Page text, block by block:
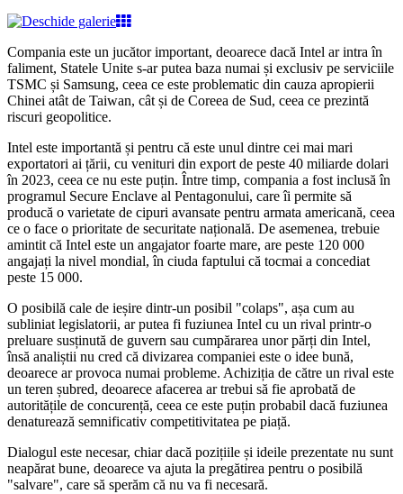
Compania este un jucător important, deoarece dacă Intel ar intra în
faliment, Statele Unite s-ar putea baza numai și exclusiv pe serviciile
TSMC și Samsung, ceea ce este problematic din cauza apropierii
Chinei atât de Taiwan, cât și de Coreea de Sud, ceea ce prezintă
riscuri geopolitice.
Intel este importantă și pentru că este unul dintre cei mai mari
exportatori ai țării, cu venituri din export de peste 40 miliarde dolari
în 2023, ceea ce nu este puțin. Între timp, compania a fost inclusă în
programul Secure Enclave al Pentagonului, care îi permite să
producă o varietate de cipuri avansate pentru armata americană, ceea
ce o face o prioritate de securitate națională. De asemenea, trebuie
amintit că Intel este un angajator foarte mare, are peste 120 000
angajați la nivel mondial, în ciuda faptului că tocmai a concediat
peste 15 000.
O posibilă cale de ieșire dintr-un posibil "colaps", așa cum au
subliniat legislatorii, ar putea fi fuziunea Intel cu un rival printr-o
preluare susținută de guvern sau cumpărarea unor părți din Intel,
însă analiștii nu cred că divizarea companiei este o idee bună,
deoarece ar provoca numai probleme. Achiziția de către un rival este
un teren șubred, deoarece afacerea ar trebui să fie aprobată de
autoritățile de concurență, ceea ce este puțin probabil dacă fuziunea
denaturează semnificativ competitivitatea pe piață.
Dialogul este necesar, chiar dacă pozițiile și ideile prezentate nu sunt
neapărat bune, deoarece va ajuta la pregătirea pentru o posibilă
"salvare", care să sperăm că nu va fi necesară.